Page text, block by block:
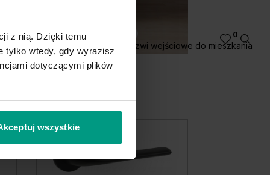
z nią. Dzięki temu
tylko wtedy, gdy wyrazisz
dotyczącymi plików
wszystkie
Drzwi wejściowe do mieszkania
0